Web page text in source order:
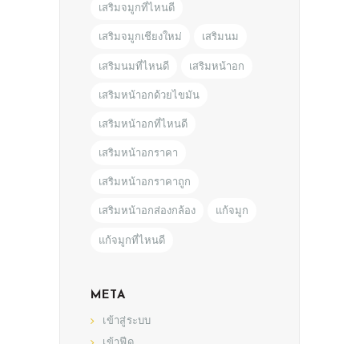
เสริมจมูกที่ไหนดี
เสริมจมูกเชียงใหม่ เสริมนม
เสริมนมที่ไหนดี เสริมหน้าอก
เสริมหน้าอกด้วยไขมัน
เสริมหน้าอกที่ไหนดี
เสริมหน้าอกราคา
เสริมหน้าอกราคาถูก
เสริมหน้าอกส่องกล้อง แก้จมูก
แก้จมูกที่ไหนดี
META
เข้าสู่ระบบ